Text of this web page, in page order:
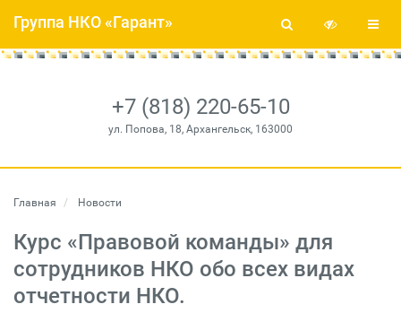
+7 (818) 220-65-10
ул. Попова, 18, Архангельск, 163000
Группа НКО «Гарант»
Главная Новости
Курс «Правовой команды» для
сотрудников НКО обо всех видах
отчетности НКО.